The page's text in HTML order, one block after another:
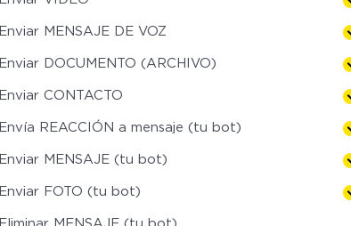
Enviar MENSAJE DE VOZ
Enviar DOCUMENTO (ARCHIVO)
Enviar CONTACTO
Envía REACCIÓN a mensaje (tu bot)
Enviar MENSAJE (tu bot)
Enviar FOTO (tu bot)